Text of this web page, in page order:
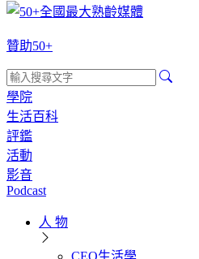
贊助50+
學院
生活百科
評鑑
活動
影音
Podcast
人 物
CEO生活學